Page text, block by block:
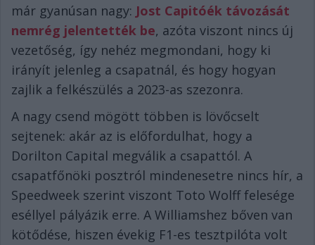
már gyanúsan nagy: Jost Capitóék távozását
nemrég jelentették be, azóta viszont nincs új
vezetőség, így nehéz megmondani, hogy ki
irányít jelenleg a csapatnál, és hogy hogyan
zajlik a felkészülés a 2023-as szezonra.
A nagy csend mögött többen is lövőcselt
sejtenek: akár az is előfordulhat, hogy a
Dorilton Capital megválik a csapattól. A
csapatfőnöki posztról mindenesetre nincs hír, a
Speedweek szerint viszont Toto Wolff felesége
eséllyel pályázik erre. A Williamshez bőven van
kötődése, hiszen évekig F1-es tesztpilóta volt